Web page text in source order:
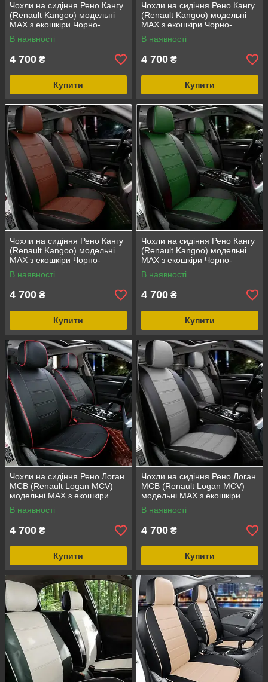
Чохли на сидіння Рено Кангу
(Renault Kangoo) модельні
MAX з екошкіри Чорно-
жовтий
В наявності
4 700 ₴
Купити
Чохли на сидіння Рено Кангу
(Renault Kangoo) модельні
MAX з екошкіри Чорно-
червоний
В наявності
4 700 ₴
Купити
Чохли на сидіння Рено Кангу
(Renault Kangoo) модельні
MAX з екошкіри Чорно-
коричневий
В наявності
4 700 ₴
Купити
Чохли на сидіння Рено Кангу
(Renault Kangoo) модельні
MAX з екошкіри Чорно-
зелений
В наявності
4 700 ₴
Купити
Чохли на сидіння Рено Логан
МСВ (Renault Logan MCV)
модельні MAX з екошкіри
В наявності
4 700 ₴
Купити
Чохли на сидіння Рено Логан
МСВ (Renault Logan MCV)
модельні MAX з екошкіри
Чорно-сірий, графіт
В наявності
4 700 ₴
Купити